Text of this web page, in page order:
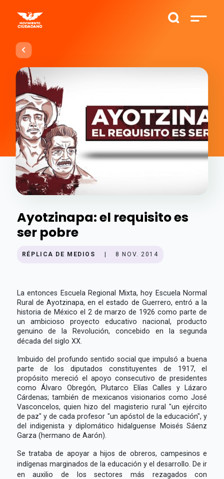
Ayotzinapa: el requisito es
ser pobre
RÉPLICA DE MEDIOS 8 NOV. 2014
La entonces Escuela Regional Mixta, hoy Escuela Normal
Rural de Ayotzinapa, en el estado de Guerrero, entró a la
historia de México el 2 de marzo de 1926 como parte de
un ambicioso proyecto educativo nacional, producto
genuino de la Revolución, concebido en la segunda
década del siglo XX.
Imbuido del profundo sentido social que impulsó a buena
parte de los diputados constituyentes de 1917, el
propósito mereció el apoyo consecutivo de presidentes
como Álvaro Obregón, Plutarco Elías Calles y Lázaro
Cárdenas; también de mexicanos visionarios como José
Vasconcelos, quien hizo del magisterio rural "un ejército
de paz" y de cada profesor "un apóstol de la educación", y
del indigenista y diplomático hidalguense Moisés Sáenz
Garza (hermano de Aarón).
Se trataba de apoyar a hijos de obreros, campesinos e
indígenas marginados de la educación y el desarrollo. De ir
en auxilio de los sectores más rezagados con